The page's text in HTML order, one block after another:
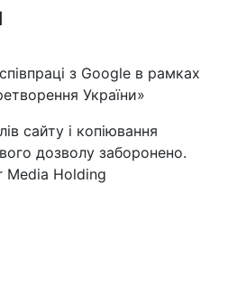
з Google в рамках
України»
сайту і копіювання
дозволу заборонено.
Media Holding